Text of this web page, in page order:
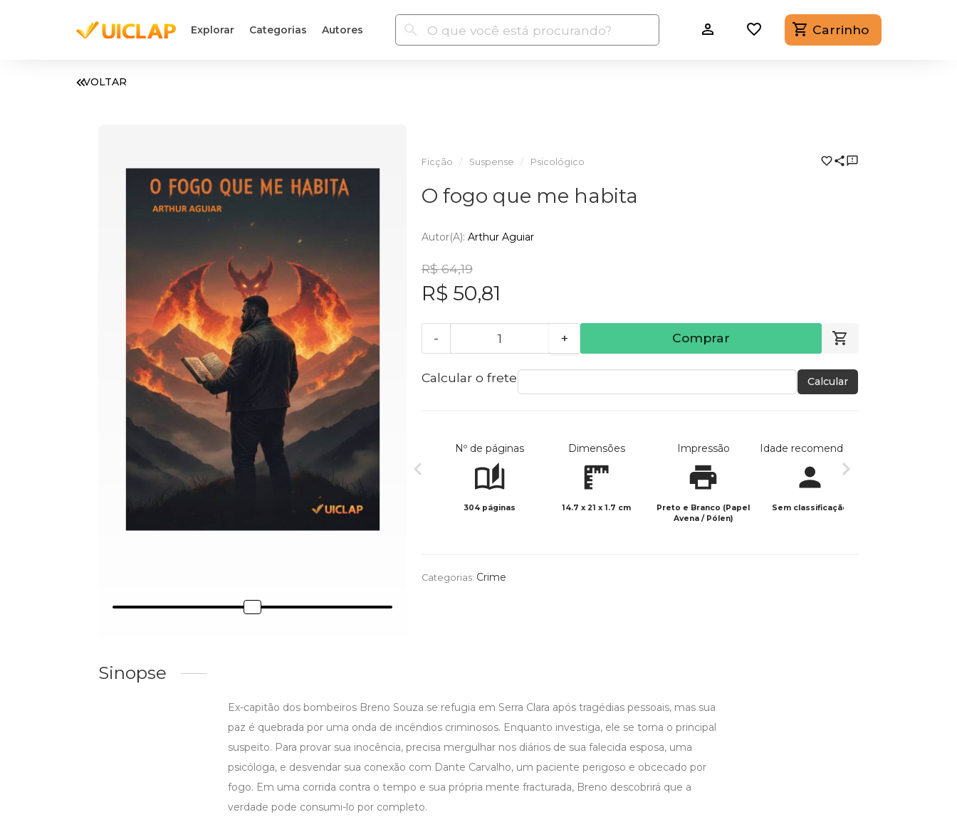
Explorar Categorias Autores Carrinho
VOLTAR
Ficção Suspense Psicológico
O fogo que me habita
Autor(a): Arthur Aguiar
R$ 64,19
R$ 50,81
- + Comprar
Calcular o frete Calcular
Nº de páginas
304 páginas
Dimensões
14.7 x 21 x 1.7 cm
Impressão
Preto e Branco (Papel
Avena / Pólen)
Idade recomendada
Sem classificação
Categorias: Crime
Sinopse
Ex-capitão dos bombeiros Breno Souza se refugia em Serra Clara após tragédias pessoais, mas sua
paz é quebrada por uma onda de incêndios criminosos. Enquanto investiga, ele se torna o principal
suspeito. Para provar sua inocência, precisa mergulhar nos diários de sua falecida esposa, uma
psicóloga, e desvendar sua conexão com Dante Carvalho, um paciente perigoso e obcecado por
fogo. Em uma corrida contra o tempo e sua própria mente fracturada, Breno descobrirá que a
verdade pode consumi-lo por completo.